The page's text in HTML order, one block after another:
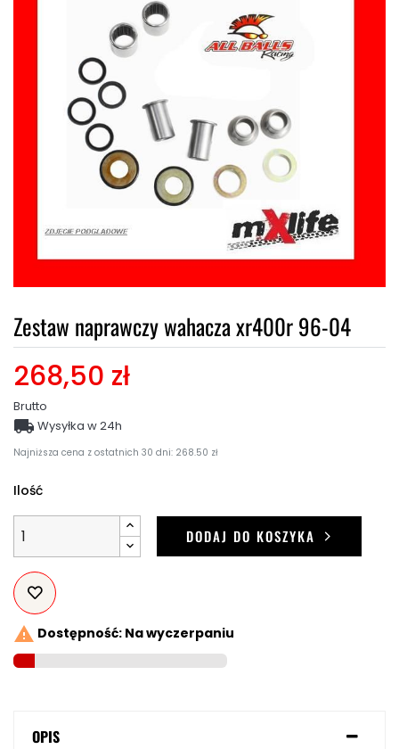
Zestaw naprawczy wahacza xr400r 96-04
268,50 zł
Brutto
Najniższa cena z ostatnich 30 dni: 268.50 zł
 Wysyłka w 24h
Ilość
DODAJ DO KOSZYKA
 Dostępność: Na wyczerpaniu
OPIS